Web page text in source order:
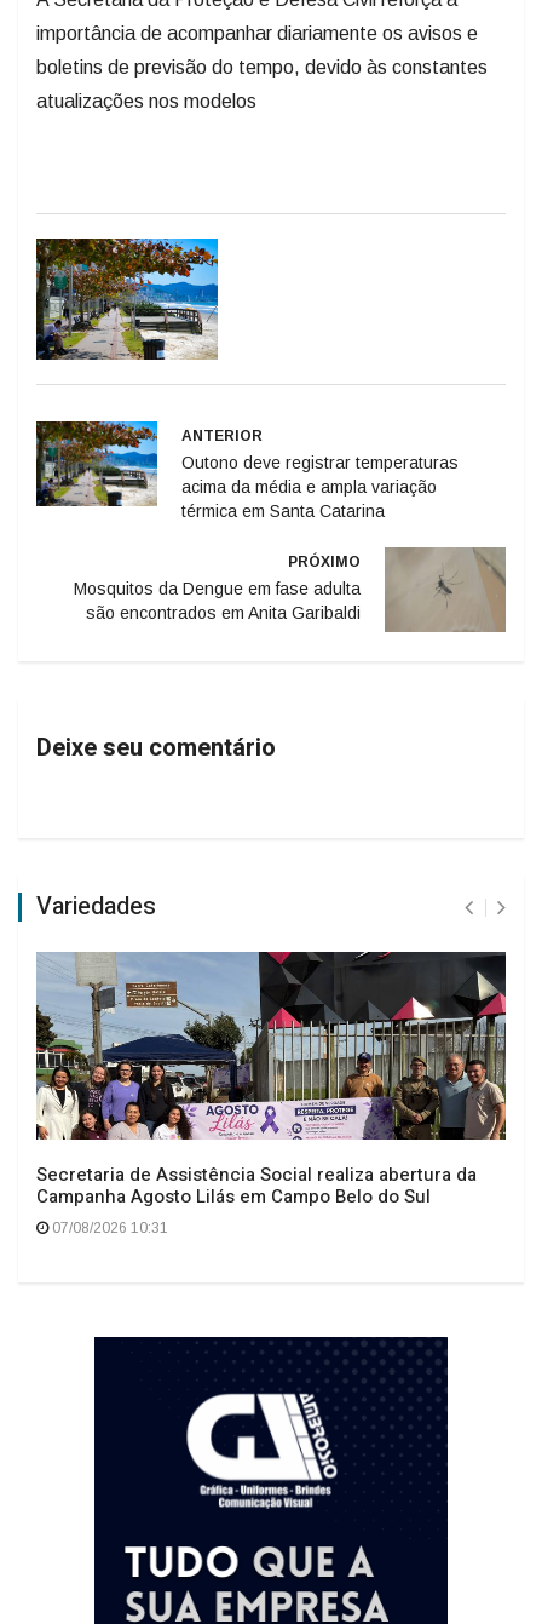
importância de acompanhar diariamente os avisos e
boletins de previsão do tempo, devido às constantes
atualizações nos modelos
ANTERIOR
Outono deve registrar temperaturas
acima da média e ampla variação
térmica em Santa Catarina
PRÓXIMO
Mosquitos da Dengue em fase adulta
são encontrados em Anita Garibaldi
Deixe seu comentário
Variedades
Secretaria de Assistência Social realiza abertura da
Campanha Agosto Lilás em Campo Belo do Sul
07/08/2026 10:31